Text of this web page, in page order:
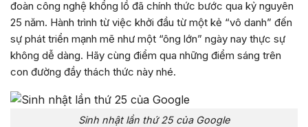
đoàn công nghệ khổng lồ đã chính thức bước qua kỷ nguyên
25 năm. Hành trình từ việc khởi đầu từ một kẻ “vô danh” đến
sự phát triển mạnh mẽ như một “ông lớn” ngày nay thực sự
không dễ dàng. Hãy cùng điểm qua những điểm sáng trên
con đường đầy thách thức này nhé.
Sinh nhật lần thứ 25 của Google